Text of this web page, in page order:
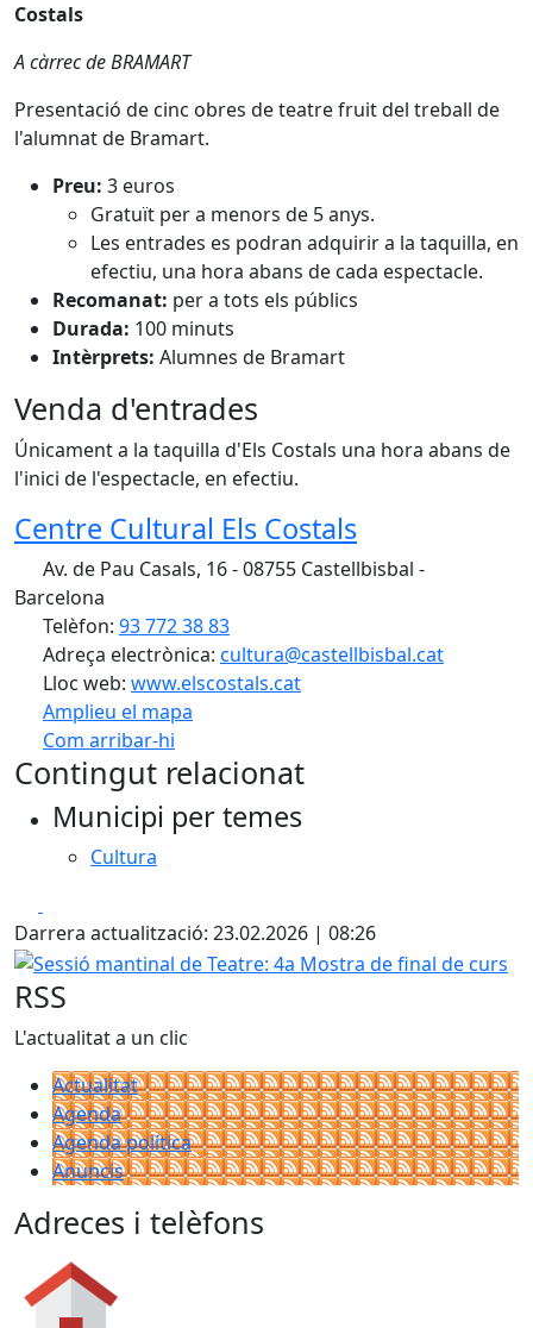
Costals
A càrrec de BRAMART
Presentació de cinc obres de teatre fruit del treball de
l'alumnat de Bramart.
Preu: 3 euros
Gratuït per a menors de 5 anys.
Les entrades es podran adquirir a la taquilla, en
efectiu, una hora abans de cada espectacle.
Recomanat: per a tots els públics
Durada: 100 minuts
Intèrprets: Alumnes de Bramart
Venda d'entrades
Únicament a la taquilla d'Els Costals una hora abans de
l'inici de l'espectacle, en efectiu.
Centre Cultural Els Costals
Av. de Pau Casals, 16 - 08755 Castellbisbal -
Barcelona
Telèfon: 93 772 38 83
Adreça electrònica: cultura@castellbisbal.cat
Lloc web: www.elscostals.cat
Amplieu el mapa
Com arribar-hi
+
Contingut relacionat
Municipi per temes
Cultura
Darrera actualització: 23.02.2026 | 08:26
Sessió mantinal de Teatre: 4a Mostra de final de curs
RSS
L'actualitat a un clic
Actualitat
Agenda
Agenda política
Anuncis
Adreces i telèfons